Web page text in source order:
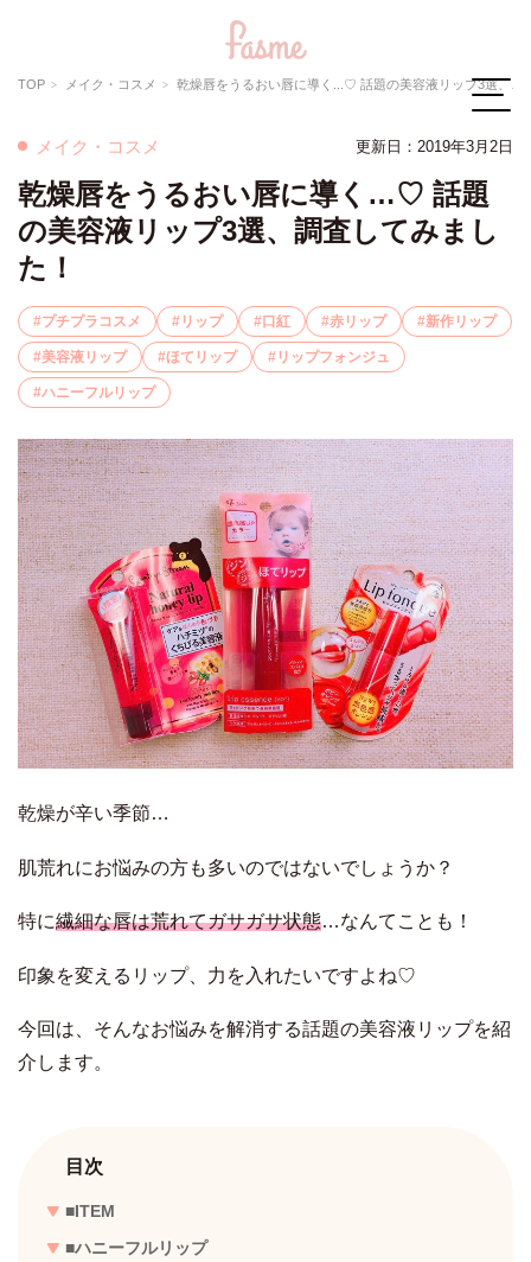
TOP メイク・コスメ 乾燥唇をうるおい唇に導く...♡ 話題の美容液リップ3選、調査してみました！
メイク・コスメ 更新日：2019年3月2日
乾燥唇をうるおい唇に導く…♡ 話題
の美容液リップ3選、調査してみまし
た！
プチプラコスメ リップ 口紅 赤リップ 新作リップ
美容液リップ ほてリップ リップフォンジュ
ハニーフルリップ
乾燥が辛い季節…
肌荒れにお悩みの方も多いのではないでしょうか？
特に繊細な唇は荒れてガサガサ状態…なんてことも！
印象を変えるリップ、力を入れたいですよね♡
今回は、そんなお悩みを解消する話題の美容液リップを紹
介します。
目次
■ITEM
■ハニーフルリップ